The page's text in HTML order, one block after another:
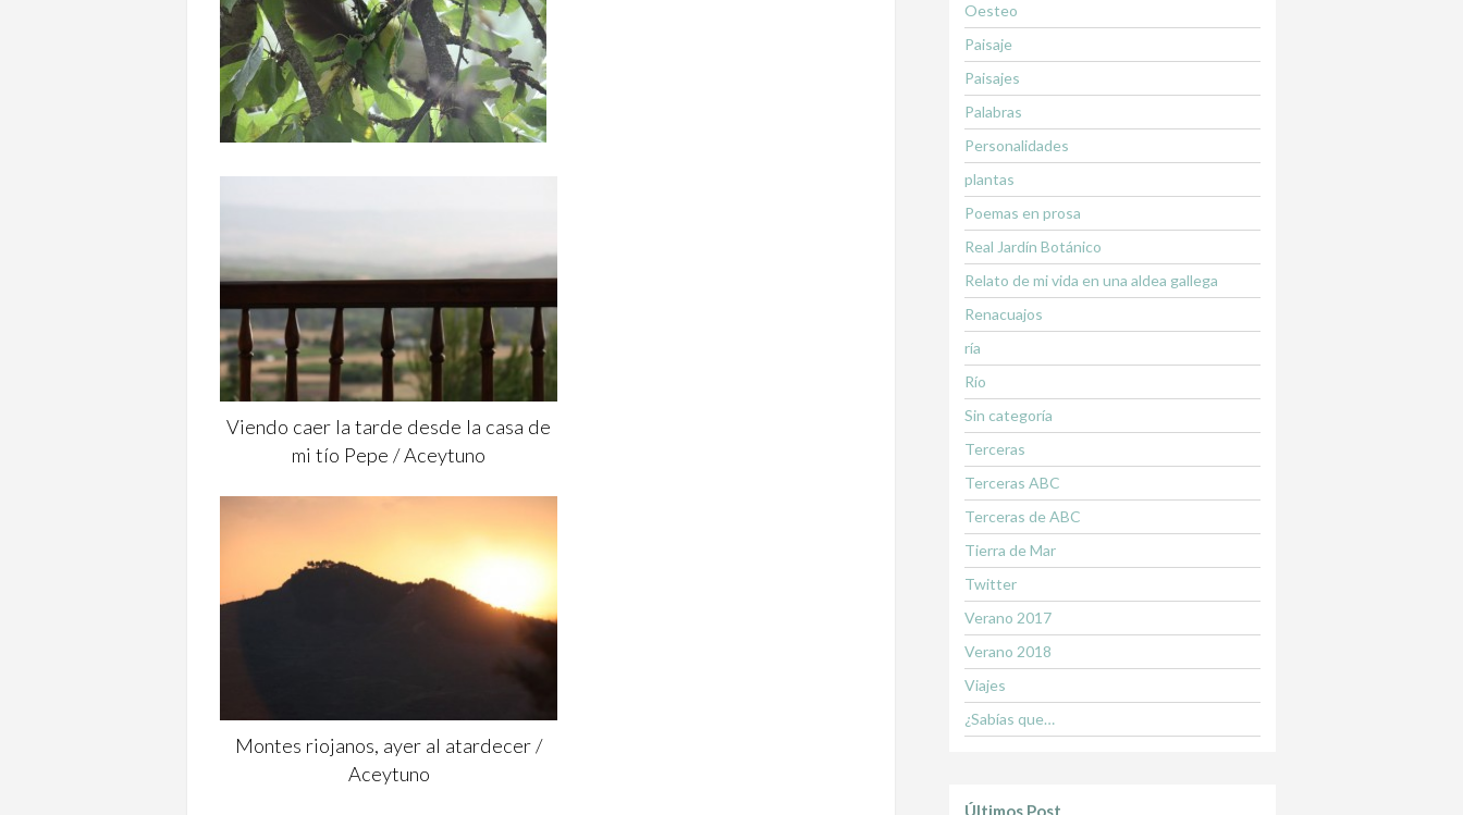
Viendo caer la tarde desde la casa de
mi tío Pepe / Aceytuno
Montes riojanos, ayer al atardecer /
Aceytuno
Oesteo
Paisaje
Paisajes
Palabras
Personalidades
plantas
Poemas en prosa
Real Jardín Botánico
Relato de mi vida en una aldea gallega
Renacuajos
ría
Río
Sin categoría
Terceras
Terceras ABC
Terceras de ABC
Tierra de Mar
Twitter
Verano 2017
Verano 2018
Viajes
¿Sabías que…
Últimos Post